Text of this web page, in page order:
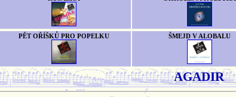
PĚT OŘÍŠKŮ PRO POPELKU ŠMEJD V ALOBALU
AGADIR